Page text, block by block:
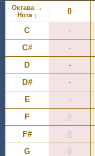
Октава →
Нота ↓
0
C -
C# -
D -
D# -
E -
F 0
F# 0
G 0